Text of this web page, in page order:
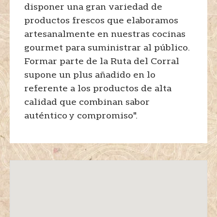
disponer una gran variedad de
productos frescos que elaboramos
artesanalmente en nuestras cocinas
gourmet para suministrar al público.
Formar parte de la Ruta del Corral
supone un plus añadido en lo
referente a los productos de alta
calidad que combinan sabor
auténtico y compromiso".